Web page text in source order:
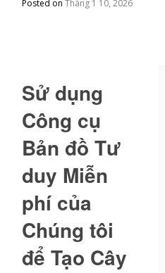
Posted onTháng 1 10, 2026
Sử dụng
Công cụ
Bản đồ Tư
duy Miễn
phí của
Chúng tôi
để Tạo Cây